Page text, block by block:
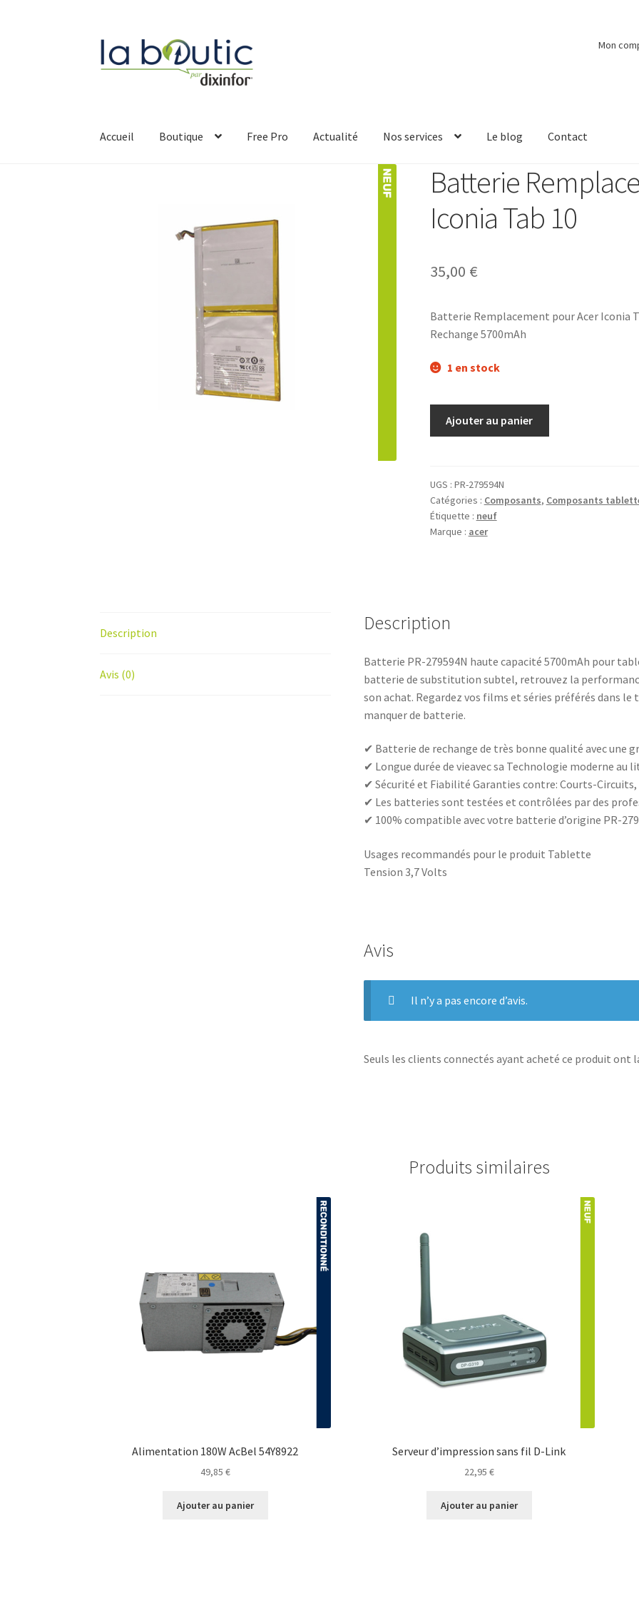
Mon
Accueil Boutique Free Pro Actualité Nos services Le blog Contact
Batterie
Iconia Tab 10
35,00 €
Batterie Remplacement pour Acer Iconia
Rechange 5700mAh
1 en stock
Ajouter au panier
UGS : PR-279594N
Catégories : Composants, Composants
Étiquette : neuf
Marque : acer
Description
Avis (0)
Description
Batterie PR-279594N haute capacité 5700mAh pour
batterie de substitution subtel, retrouvez la
son achat. Regardez vos films et séries préférés dans le
manquer de batterie.
✔ Batterie de rechange de très bonne qualité avec une
✔ Longue durée de vieavec sa Technologie moderne au
✔ Sécurité et Fiabilité Garanties contre: Courts-Circuits,
✔ Les batteries sont testées et contrôlées par des
✔ 100% compatible avec votre batterie d’origine PR-
Usages recommandés pour le produit Tablette
Tension 3,7 Volts
Avis
Il n’y a pas encore d’avis.
Seuls les clients connectés ayant acheté ce produit ont
Produits similaires
Alimentation 180W AcBel 54Y8922
49,85 €
Ajouter au panier
Serveur d’impression sans fil D-Link
22,95 €
Ajouter au panier